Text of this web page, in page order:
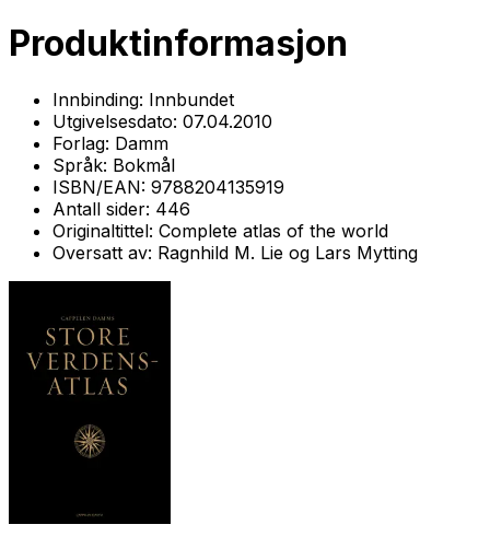
Produktinformasjon
Innbinding: Innbundet
Utgivelsesdato: 07.04.2010
Forlag: Damm
Språk: Bokmål
ISBN/EAN: 9788204135919
Antall sider: 446
Originaltittel: Complete atlas of the world
Oversatt av: Ragnhild M. Lie og Lars Mytting